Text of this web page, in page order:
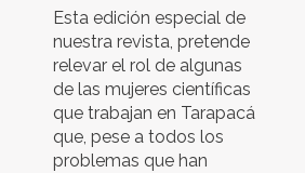
Esta edición especial de
nuestra revista, pretende
relevar el rol de algunas
de las mujeres científicas
que trabajan en Tarapacá
que, pese a todos los
problemas que han